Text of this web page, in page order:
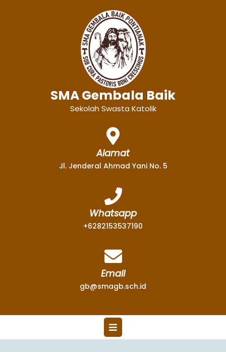
SMA Gembala Baik
Sekolah Swasta Katolik
Alamat
Jl. Jenderal Ahmad Yani No. 5
Whatsapp
+6282153537190
Email
gb@smagb.sch.id